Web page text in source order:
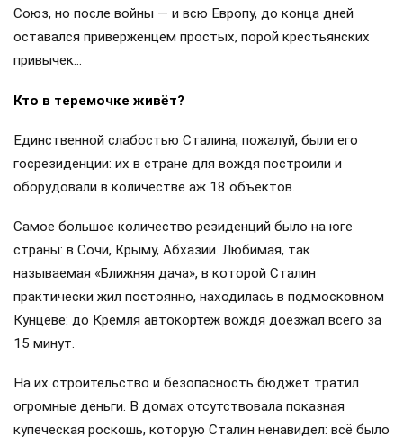
Союз, но после войны — и всю Европу, до конца дней
оставался приверженцем простых, порой крестьянских
привычек…
Кто в теремочке живёт?
Единственной слабостью Сталина, пожалуй, были его
госрезиденции: их в стране для вождя построили и
оборудовали в количестве аж 18 объектов.
Самое большое количество резиденций было на юге
страны: в Сочи, Крыму, Абхазии. Любимая, так
называемая «Ближняя дача», в которой Сталин
практически жил постоянно, находилась в подмосковном
Кунцеве: до Кремля автокортеж вождя доезжал всего за
15 минут.
На их строительство и безопасность бюджет тратил
огромные деньги. В домах отсутствовала показная
купеческая роскошь, которую Сталин ненавидел: всё было